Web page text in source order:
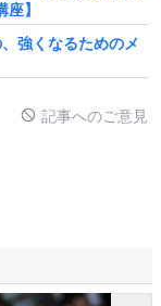
】
強くなるためのメ
記事へのご意見